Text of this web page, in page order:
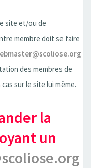
site et/ou de
membre doit se faire
des membres de
sur le site lui même.
la
un